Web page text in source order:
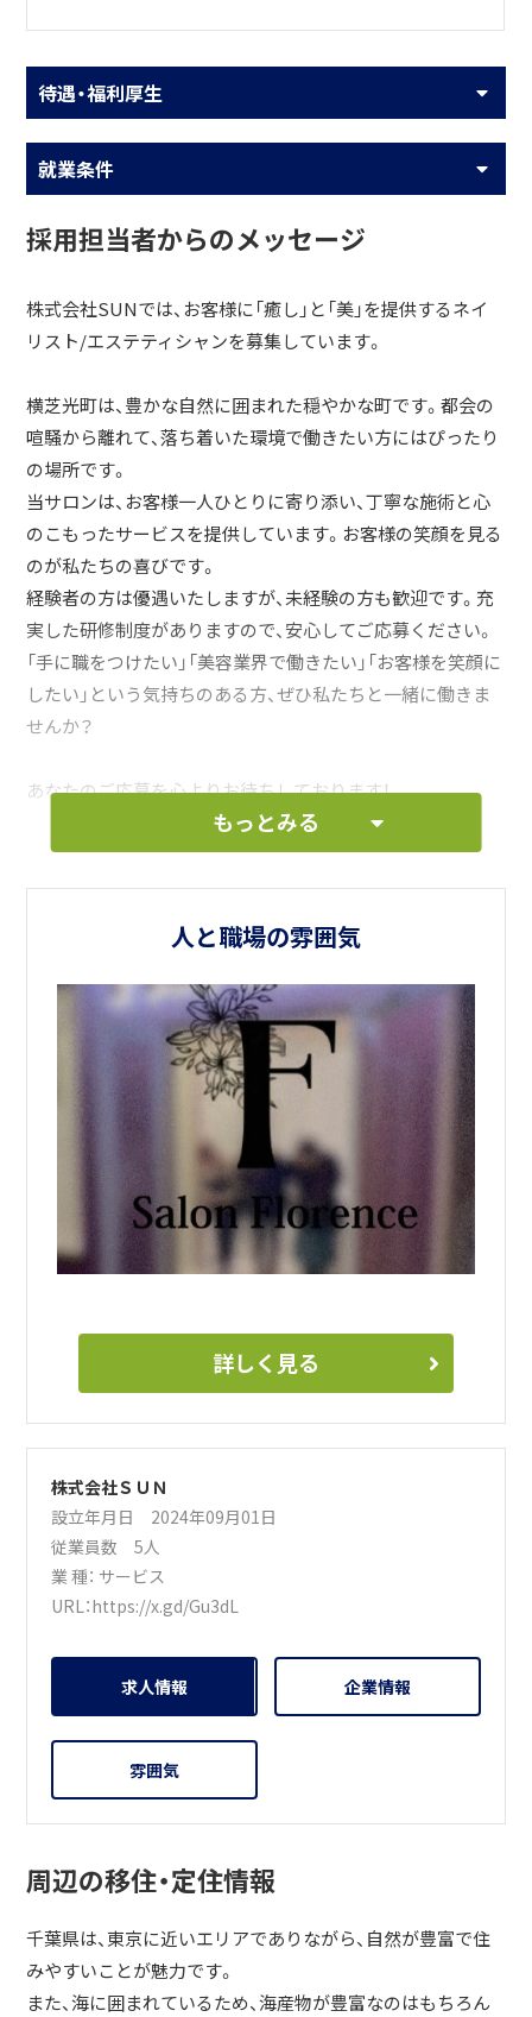
待遇・福利厚生
就業条件
採用担当者からのメッセージ
株式会社SUNでは、お客様に「癒し」と「美」を提供するネイ
リスト/エステティシャンを募集しています。
横芝光町は、豊かな自然に囲まれた穏やかな町です。都会の
喧騒から離れて、落ち着いた環境で働きたい方にはぴったり
の場所です。
当サロンは、お客様一人ひとりに寄り添い、丁寧な施術と心
のこもったサービスを提供しています。お客様の笑顔を見る
のが私たちの喜びです。
経験者の方は優遇いたしますが、未経験の方も歓迎です。充
実した研修制度がありますので、安心してご応募ください。
「手に職をつけたい」「美容業界で働きたい」「お客様を笑顔に
したい」という気持ちのある方、ぜひ私たちと一緒に働きま
せんか？
あなたのご応募を心よりお待ちしております！
もっとみる
人と職場の雰囲気
詳しく見る
株式会社ＳＵＮ
設立年月日 2024年09月01日
従業員数 5人
業 種： サービス
URL：https://x.gd/Gu3dL
求人情報 企業情報
雰囲気
周辺の移住・定住情報
千葉県は、東京に近いエリアでありながら、自然が豊富で住
みやすいことが魅力です。
また、海に囲まれているため、海産物が豊富なのはもちろん